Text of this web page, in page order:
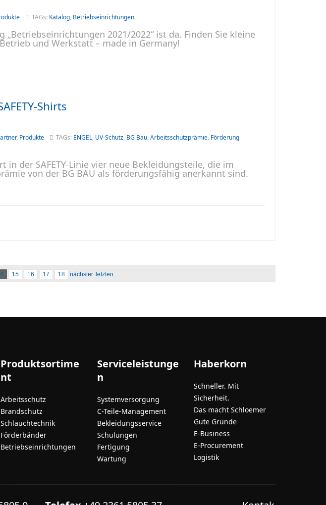
TAGs: Katalog, Betriebseinrichtungen
„Betriebseinrichtungen 2021/2022“ ist da. Finden Sie kleine
und Werkstatt – made in Germany!
Shirts
, Produkte TAGs: ENGEL, UV-Schutz, BG Bau, Arbeitsschutzprämie, Förderung
in der SAFETY-Linie vier neue Bekleidungsteile, die im
von der BG BAU als förderungsfähig anerkannt sind.
15 16 17 18 nächster letzten
Produktsortime
nt
Arbeitsschutz
Brandschutz
Schlauchtechnik
Förderbänder
Betriebseinrichtungen
Serviceleistunge
n
Systemversorgung
C-Teile-Management
Bekleidungsservice
Schulungen
Fertigung
Wartung
Haberkorn
Schneller. Mit
Sicherheit.
Das macht Schloemer
Gute Gründe
E-Business
E-Procurement
Logistik